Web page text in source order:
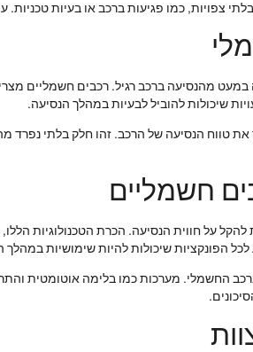
צפויות, כמו פגיעות ברכב או בעיות
מהנסיעה ברכב רגיל. רכבים חשמליים
שיכולות להוביל לבעיות במהלך הנסיעה.
את טווח הנסיעה של הרכב. זהו חלק בלתי
חשמליים
על חווית הנסיעה. הכרת הטכנולוגיות
הפונקציות שיכולות להיות שימושיות במהלך
החשמלי. מערכות כמו בלימה אוטומטית